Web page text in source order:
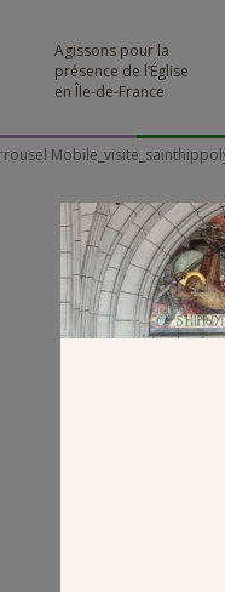
Agissons pour la
présence de l’Église
en Île-de-France